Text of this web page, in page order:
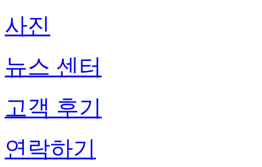
사진
뉴스 센터
고객 후기
연락하기